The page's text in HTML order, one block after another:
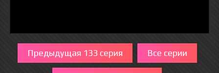
Предыдущая 133 серия Все серии